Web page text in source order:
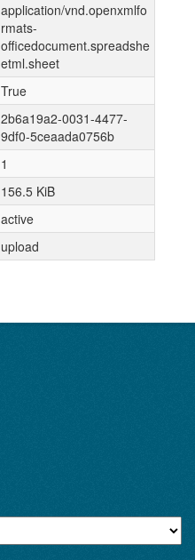
application/vnd.openxmlfo
rmats-
officedocument.spreadshe
etml.sheet
True
2b6a19a2-0031-4477-
9df0-5ceaada0756b
1
156.5 KiB
active
upload